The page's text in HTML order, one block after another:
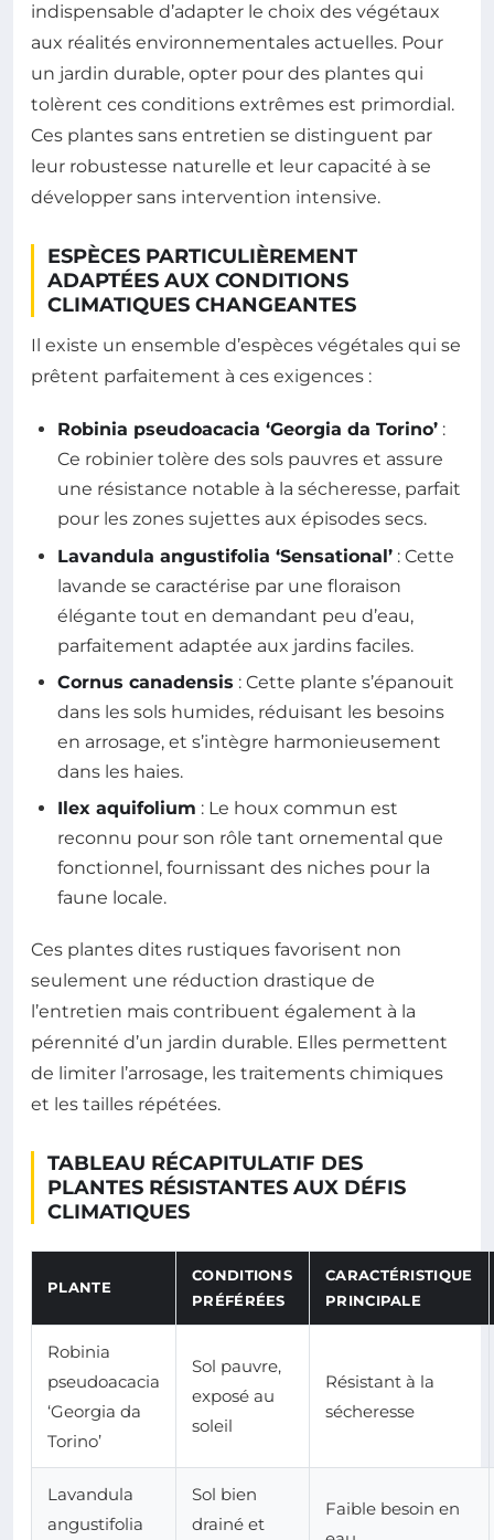
indispensable d’adapter le choix des végétaux
aux réalités environnementales actuelles. Pour
un jardin durable, opter pour des plantes qui
tolèrent ces conditions extrêmes est primordial.
Ces plantes sans entretien se distinguent par
leur robustesse naturelle et leur capacité à se
développer sans intervention intensive.
ESPÈCES PARTICULIÈREMENT
ADAPTÉES AUX CONDITIONS
CLIMATIQUES CHANGEANTES
Il existe un ensemble d’espèces végétales qui se
prêtent parfaitement à ces exigences :
Robinia pseudoacacia ‘Georgia da Torino’ :
Ce robinier tolère des sols pauvres et assure
une résistance notable à la sécheresse, parfait
pour les zones sujettes aux épisodes secs.
Lavandula angustifolia ‘Sensational’ : Cette
lavande se caractérise par une floraison
élégante tout en demandant peu d’eau,
parfaitement adaptée aux jardins faciles.
Cornus canadensis : Cette plante s’épanouit
dans les sols humides, réduisant les besoins
en arrosage, et s’intègre harmonieusement
dans les haies.
Ilex aquifolium : Le houx commun est
reconnu pour son rôle tant ornemental que
fonctionnel, fournissant des niches pour la
faune locale.
Ces plantes dites rustiques favorisent non
seulement une réduction drastique de
l’entretien mais contribuent également à la
pérennité d’un jardin durable. Elles permettent
de limiter l’arrosage, les traitements chimiques
et les tailles répétées.
TABLEAU RÉCAPITULATIF DES
PLANTES RÉSISTANTES AUX DÉFIS
CLIMATIQUES
PLANTE
CONDITIONS
PRÉFÉRÉES
CARACTÉRISTIQUE
PRINCIPALE
Robinia
pseudoacacia
‘Georgia da
Torino’
Sol pauvre,
exposé au
soleil
Résistant à la
sécheresse
Lavandula
angustifolia
Sol bien
drainé et
Faible besoin en